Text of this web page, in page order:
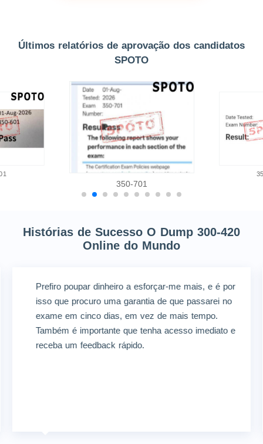
Últimos relatórios de aprovação dos candidatos
SPOTO
350-701
Histórias de Sucesso O Dump 300-420
Online do Mundo
Prefiro poupar dinheiro a esforçar-me mais, e é por
isso que procuro uma garantia de que passarei no
exame em cinco dias, em vez de mais tempo.
Também é importante que tenha acesso imediato e
receba um feedback rápido.